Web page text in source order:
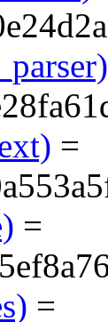
=
=
=